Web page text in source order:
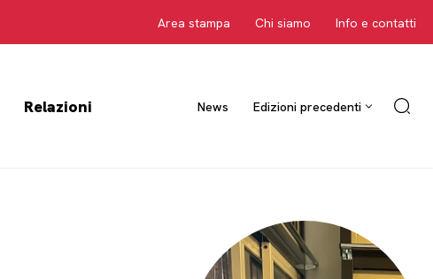
Area stampa Chi siamo Info e contatti
Relazioni News Edizioni precedenti